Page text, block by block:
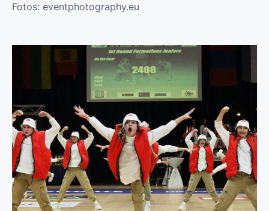
Fotos: eventphotography.eu